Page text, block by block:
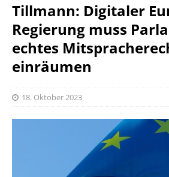
Tillmann: Digitaler
Regierung muss
echtes
einräumen
18. Oktober 2023